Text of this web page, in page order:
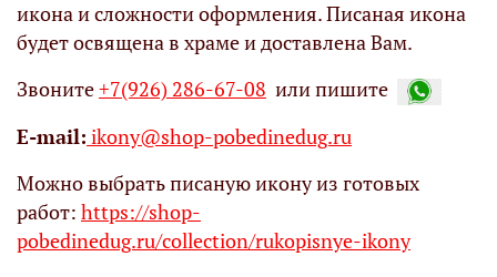
икона и сложности оформления. Писаная икона
будет освящена в храме и доставлена Вам.
Звоните+7(926) 286-67-08 или пишите
Е-mail: ikony@shop-pobedinedug.ru
Можно выбрать писаную икону из готовых
работ: https://shop-
pobedinedug.ru/collection/rukopisnye-ikony